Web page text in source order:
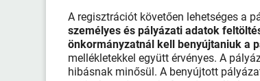
A regisztrációt követően lehetséges a
személyes és pályázati adatok
önkormányzatnál kell benyújtaniuk a
mellékletekkel együtt érvényes. A
hibásnak minősül. A benyújtott